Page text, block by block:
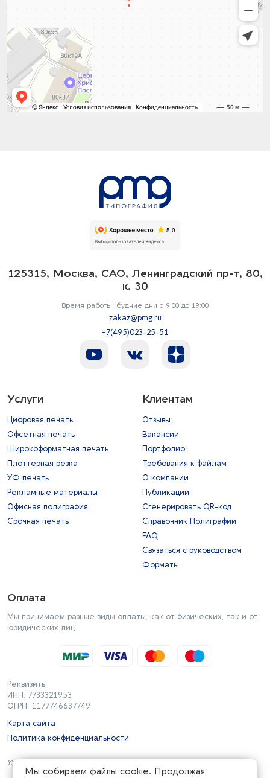
125315, Москва, САО, Ленинградский пр-т, 80,
к. 30
Время работы: будние дни с 9:00 до 19:00
zakaz@pmg.ru
+7(495)023-25-51
Услуги
Цифровая печать
Офсетная печать
Широкоформатная печать
Плоттерная резка
УФ печать
Рекламные материалы
Офисная полиграфия
Срочная печать
Клиентам
Отзывы
Вакансии
Портфолио
Требования к файлам
О компании
Публикации
Сгенерировать QR-код
Справочник Полиграфии
FAQ
Связаться с руководством
Форматы
© 2006-2026 сайт полиграфических услуг типографии PMG.
Оплата
Мы принимаем разные виды оплаты, как от физических, так и от
юридических лиц
Реквизиты:
ИНН: 7733321953
ОГРН: 1177746637749
Карта сайта
Политика конфиденциальности
Мы собираем файлы cookie. Продолжая